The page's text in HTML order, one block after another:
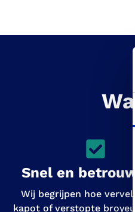
Snel en
Wij begrijpen hoe
kapot of verstopte